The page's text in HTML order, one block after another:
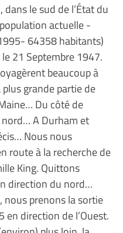
le sud de l’État du
actuelle -
64358 habitants)
21 Septembre 1947.
beaucoup à
grande partie de
Du côté de
A Durham et
Nous nous
route à la recherche de
King. Quittons
direction du nord…
prenons la sortie
direction de l’Ouest.